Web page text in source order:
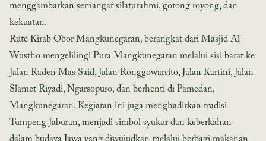
menggambarkan semangat silaturahmi, gotong royong, dan
kekuatan.
Rute Kirab Obor Mangkunegaran, berangkat dari Masjid Al-
Wustho mengelilingi Pura Mangkunegaran melalui sisi barat ke
Jalan Raden Mas Said, Jalan Ronggowarsito, Jalan Kartini, Jalan
Slamet Riyadi, Ngarsopuro, dan berhenti di Pamedan,
Mangkunegaran. Kegiatan ini juga menghadirkan tradisi
Tumpeng Jaburan, menjadi simbol syukur dan keberkahan